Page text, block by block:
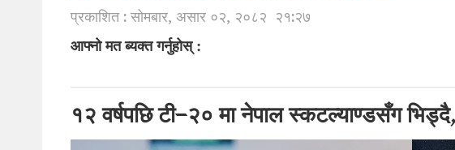
प्रकाशित : सोमबार, असार ०२, २०८२ २१:२७
आफ्नो मत ब्यक्त गर्नुहोस् :
१२ वर्षपछि टी–२० मा नेपाल स्कटल्याण्डसँग